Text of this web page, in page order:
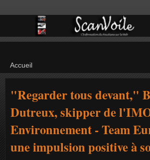
"Regarder tous devant,"
Dutreux, skipper de
Environnement - Team
une impulsion positive à